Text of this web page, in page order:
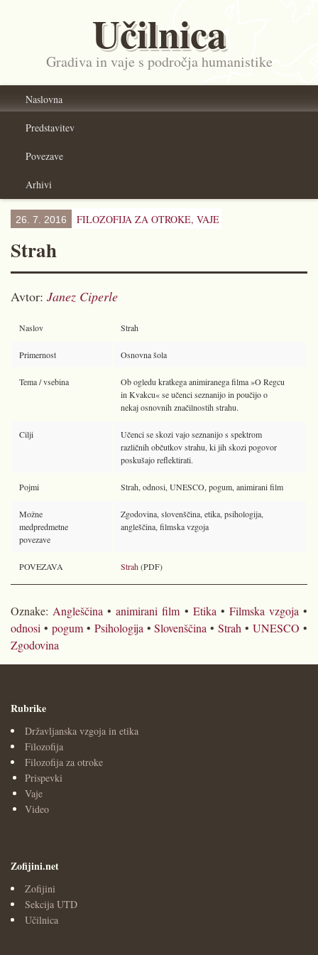
Učilnica
Gradiva in vaje s področja humanistike
Naslovna
Predstavitev
Povezave
Arhivi
26. 7. 2016 FILOZOFIJA ZA OTROKE, VAJE
Strah
Avtor: Janez Ciperle
Naslov Strah
Primernost Osnovna šola
Tema / vsebina
Ob ogledu kratkega animiranega filma »O Regcu
in Kvakcu« se učenci seznanijo in poučijo o
nekaj osnovnih značilnostih strahu.
Cilji
Učenci se skozi vajo seznanijo s spektrom
različnih občutkov strahu, ki jih skozi pogovor
poskušajo reflektirati.
Pojmi Strah, odnosi, UNESCO, pogum, animirani film
Možne
medpredmetne
povezave
Zgodovina, slovenščina, etika, psihologija,
angleščina, filmska vzgoja
POVEZAVA Strah(PDF)
Oznake: Angleščina •animirani film • Etika • Filmska vzgoja •
odnosi • pogum• Psihologija •Slovenščina •Strah •UNESCO •
Zgodovina
Rubrike
Državljanska vzgoja in etika
Filozofija
Filozofija za otroke
Prispevki
Vaje
Video
Zofijini.net
Zofijini
Sekcija UTD
Učilnica